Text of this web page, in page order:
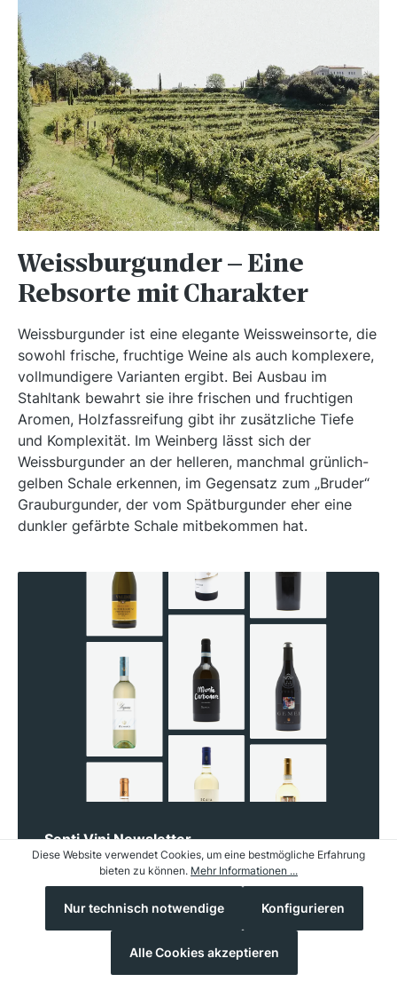
Weissburgunder – Eine
Rebsorte mit Charakter
Weissburgunder ist eine elegante Weissweinsorte, die
sowohl frische, fruchtige Weine als auch komplexere,
vollmundigere Varianten ergibt. Bei Ausbau im
Stahltank bewahrt sie ihre frischen und fruchtigen
Aromen, Holzfassreifung gibt ihr zusätzliche Tiefe
und Komplexität. Im Weinberg lässt sich der
Weissburgunder an der helleren, manchmal grünlich-
gelben Schale erkennen, im Gegensatz zum „Bruder“
Grauburgunder, der vom Spätburgunder eher eine
dunkler gefärbte Schale mitbekommen hat.
Senti Vini Newsletter
Verpasse keine Weine
mehr
von Senti Vini - Weine aus Italien.
Diese Website verwendet Cookies, um eine bestmögliche Erfahrung
bieten zu können. Mehr Informationen ...
Nur technisch notwendige Konfigurieren
Alle Cookies akzeptieren